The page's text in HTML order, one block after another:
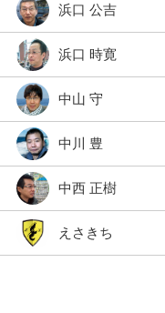
浜口 公吉
浜口 時寛
中山 守
中川 豊
中西 正樹
えさきち